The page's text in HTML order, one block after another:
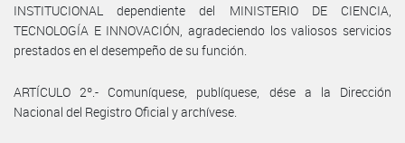
INSTITUCIONAL dependiente del MINISTERIO DE CIENCIA,
TECNOLOGÍA E INNOVACIÓN, agradeciendo los valiosos servicios
prestados en el desempeño de su función.
ARTÍCULO 2º.- Comuníquese, publíquese, dése a la Dirección
Nacional del Registro Oficial y archívese.